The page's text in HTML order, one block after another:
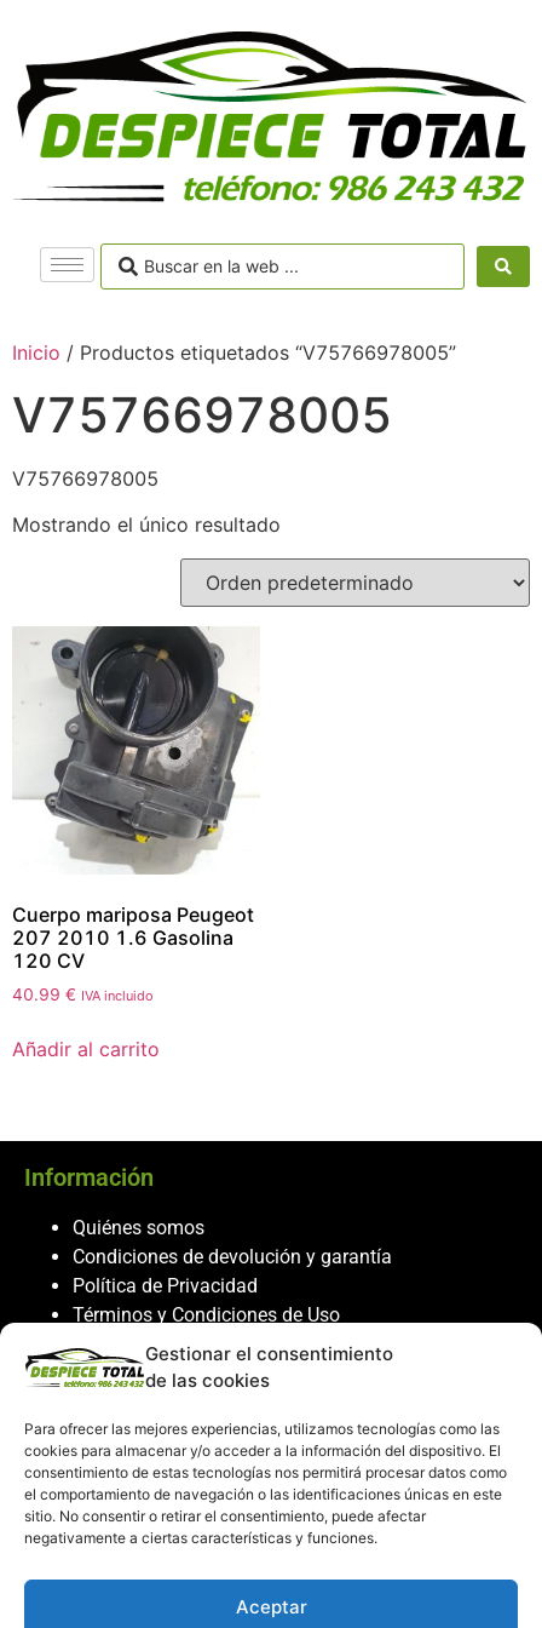
Gestionar el consentimiento
de las cookies
Para ofrecer las mejores experiencias, utilizamos tecnologías como las
cookies para almacenar y/o acceder a la información del dispositivo. El
consentimiento de estas tecnologías nos permitirá procesar datos como
el comportamiento de navegación o las identificaciones únicas en este
sitio. No consentir o retirar el consentimiento, puede afectar
negativamente a ciertas características y funciones.
Aceptar
Inicio / Productos etiquetados “V75766978005”
V75766978005
V75766978005
Mostrando el único resultado
Cuerpo mariposa Peugeot
207 2010 1.6 Gasolina
120 CV
40.99 € IVA incluido
Añadir al carrito
Información
Quiénes somos
Condiciones de devolución y garantía
Política de Privacidad
Términos y Condiciones de Uso
Política de Cookies
Servicio al cliente
Contacto
986 243 432
608 867 074
recambiosdespiecetotal@gmail.com
Mi cuenta